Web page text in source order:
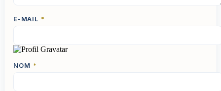
E-MAIL *
NOM *